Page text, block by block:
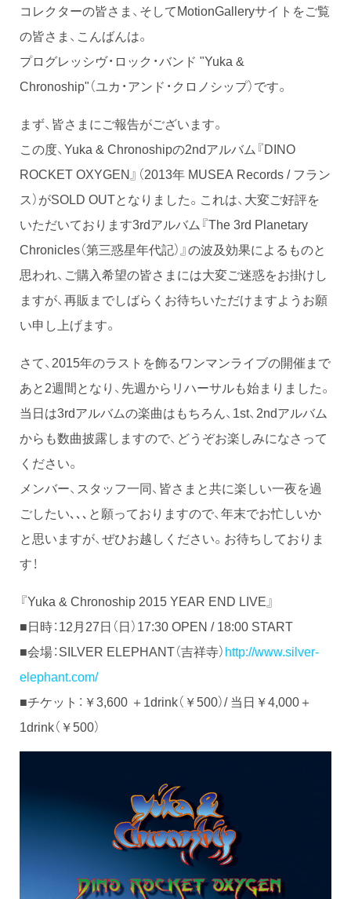
コレクターの皆さま、そしてMotionGalleryサイトをご覧
の皆さま、こんばんは。
プログレッシヴ・ロック・バンド "Yuka &
Chronoship"（ユカ・アンド・クロノシップ）です。
まず、皆さまにご報告がございます。
この度、Yuka & Chronoshipの2ndアルバム『DINO
ROCKET OXYGEN』（2013年 MUSEA Records / フラン
ス）がSOLD OUTとなりました。これは、大変ご好評を
いただいております3rdアルバム『The 3rd Planetary
Chronicles（第三惑星年代記）』の波及効果によるものと
思われ、ご購入希望の皆さまには大変ご迷惑をお掛けし
ますが、再販までしばらくお待ちいただけますようお願
い申し上げます。
さて、2015年のラストを飾るワンマンライブの開催まで
あと2週間となり、先週からリハーサルも始まりました。
当日は3rdアルバムの楽曲はもちろん、1st、2ndアルバム
からも数曲披露しますので、どうぞお楽しみになさって
ください。
メンバー、スタッフ一同、皆さまと共に楽しい一夜を過
ごしたい､､､と願っておりますので、年末でお忙しいか
と思いますが、ぜひお越しください。お待ちしておりま
す！
『Yuka & Chronoship 2015 YEAR END LIVE』
■日時：12月27日（日）17:30 OPEN / 18:00 START
■会場：SILVER ELEPHANT（吉祥寺）http://www.silver-
elephant.com/
■チケット：￥3,600 ＋1drink（￥500）/ 当日￥4,000＋
1drink（￥500）